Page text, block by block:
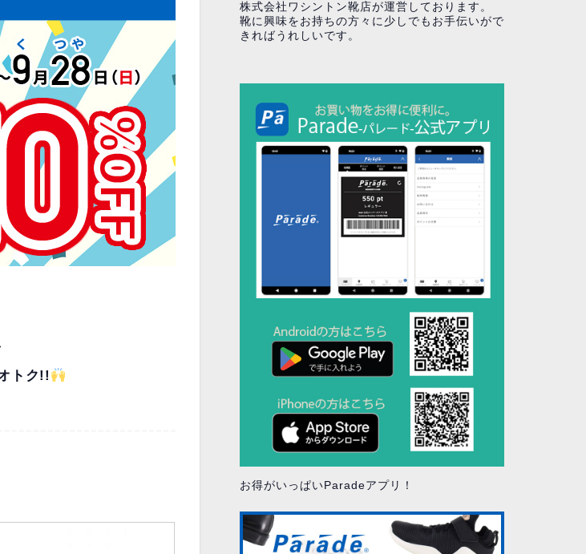
トク!!
株式会社ワシントン靴店が運営しております。
靴に興味をお持ちの方々に少しでもお手伝いがで
きればうれしいです。
お得がいっぱいParadeアプリ！